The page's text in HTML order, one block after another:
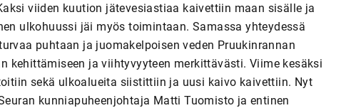
viiden kuution jätevesiastiaa kaivettiin maan sisälle ja
ulkohuussi jäi myös toimintaan. Samassa yhteydessä
puhtaan ja juomakelpoisen veden Pruukinrannan
kehittämiseen ja viihtyvyyteen merkittävästi. Viime kesäksi
sekä ulkoalueita siistittiin ja uusi kaivo kaivettiin. Nyt
kunniapuheenjohtaja Matti Tuomisto ja entinen